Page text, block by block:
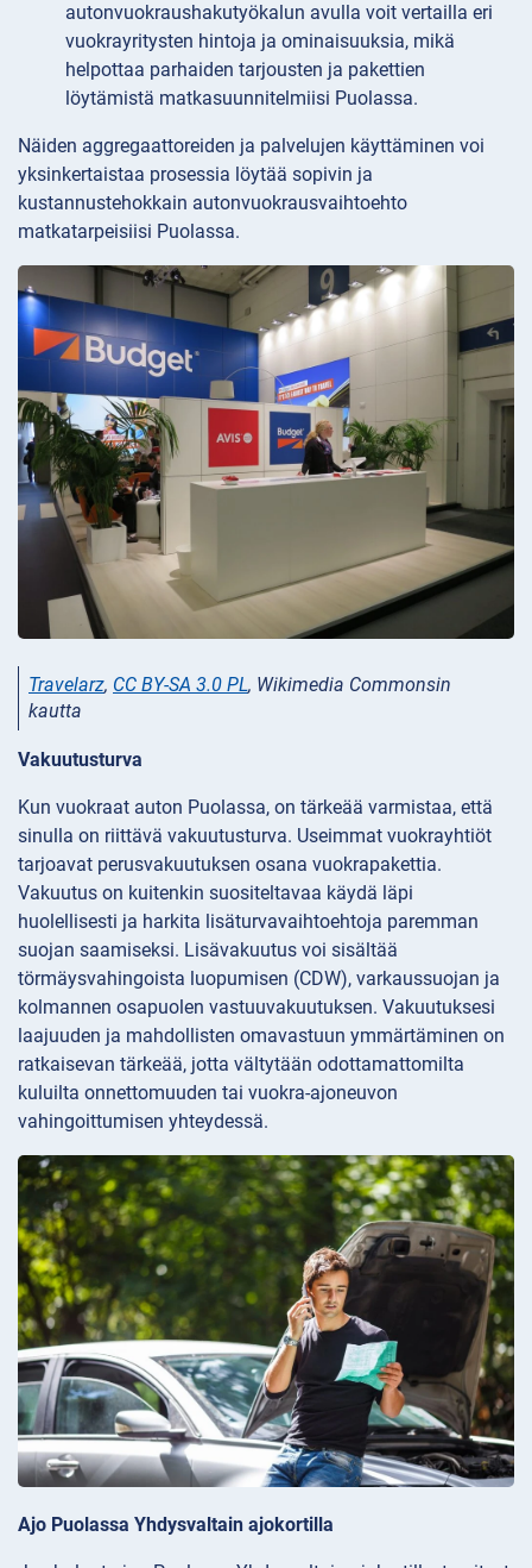
autonvuokraushakutyökalun avulla voit vertailla eri
vuokrayritysten hintoja ja ominaisuuksia, mikä
helpottaa parhaiden tarjousten ja pakettien
löytämistä matkasuunnitelmiisi Puolassa.
Näiden aggregaattoreiden ja palvelujen käyttäminen voi
yksinkertaistaa prosessia löytää sopivin ja
kustannustehokkain autonvuokrausvaihtoehto
matkatarpeisiisi Puolassa.
Travelarz, CC BY-SA 3.0 PL, Wikimedia Commonsin
kautta
Vakuutusturva
Kun vuokraat auton Puolassa, on tärkeää varmistaa, että
sinulla on riittävä vakuutusturva. Useimmat vuokrayhtiöt
tarjoavat perusvakuutuksen osana vuokrapakettia.
Vakuutus on kuitenkin suositeltavaa käydä läpi
huolellisesti ja harkita lisäturvavaihtoehtoja paremman
suojan saamiseksi. Lisävakuutus voi sisältää
törmäysvahingoista luopumisen (CDW), varkaussuojan ja
kolmannen osapuolen vastuuvakuutuksen. Vakuutuksesi
laajuuden ja mahdollisten omavastuun ymmärtäminen on
ratkaisevan tärkeää, jotta vältytään odottamattomilta
kuluilta onnettomuuden tai vuokra-ajoneuvon
vahingoittumisen yhteydessä.
Ajo Puolassa Yhdysvaltain ajokortilla